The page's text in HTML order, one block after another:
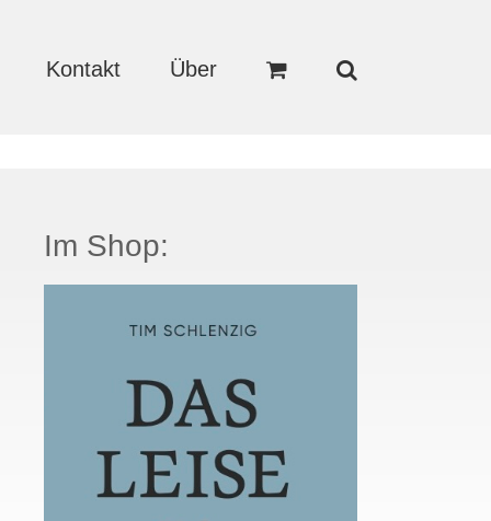
Kontakt Über
Im Shop: